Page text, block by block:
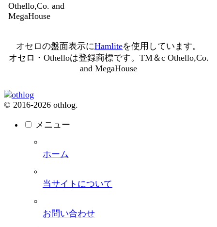
Othello,Co. and
MegaHouse
オセロの盤面表示にHamliteを使用しています。
オセロ・Othelloは登録商標です。TM＆c Othello,Co.
and MegaHouse
© 2016-2026 othlog.
メニュー
ホーム
当サイトについて
お問い合わせ